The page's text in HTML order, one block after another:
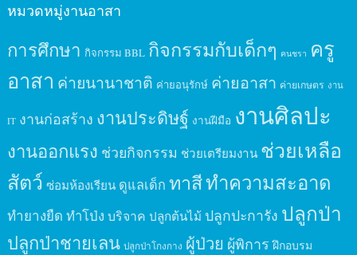
หมวดหมู่งานอาสา
การศึกษา กิจกรรม BBL กิจกรรมกับเด็กๆ คนชรา ครู
อาสา ค่ายนานาชาติ ค่ายอนุรักษ์ ค่ายอาสา ค่ายเกษตร งาน
IT งานก่อสร้าง งานประดิษฐ์ งานฝีมือ งานศิลปะ
งานออกแรง ช่วยกิจกรรม ช่วยเตรียมงาน ช่วยเหลือ
สัตว์ ซ่อมห้องเรียน ดูแลเด็ก ทาสีทำความสะอาด
ทำยางยืด ทำโป่ง บริจาค ปลูกต้นไม้ ปลูกปะการัง ปลูกป่า
ปลูกป่าชายเลน ปลูกป่าโกงกาง ผู้ป่วย ผู้พิการ ฝึกอบรม